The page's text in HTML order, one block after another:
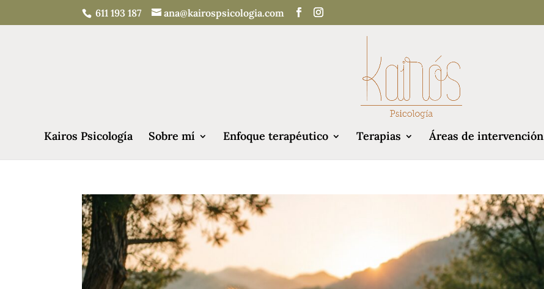
611 193 187 ana@kairospsicologia.com
Kairos Psicología Sobre mí Enfoque terapéutico Terapias Áreas de intervención